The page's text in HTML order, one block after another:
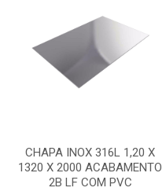
CHAPA INOX 316L 1,20 X
1320 X 2000 ACABAMENTO
2B LF COM PVC